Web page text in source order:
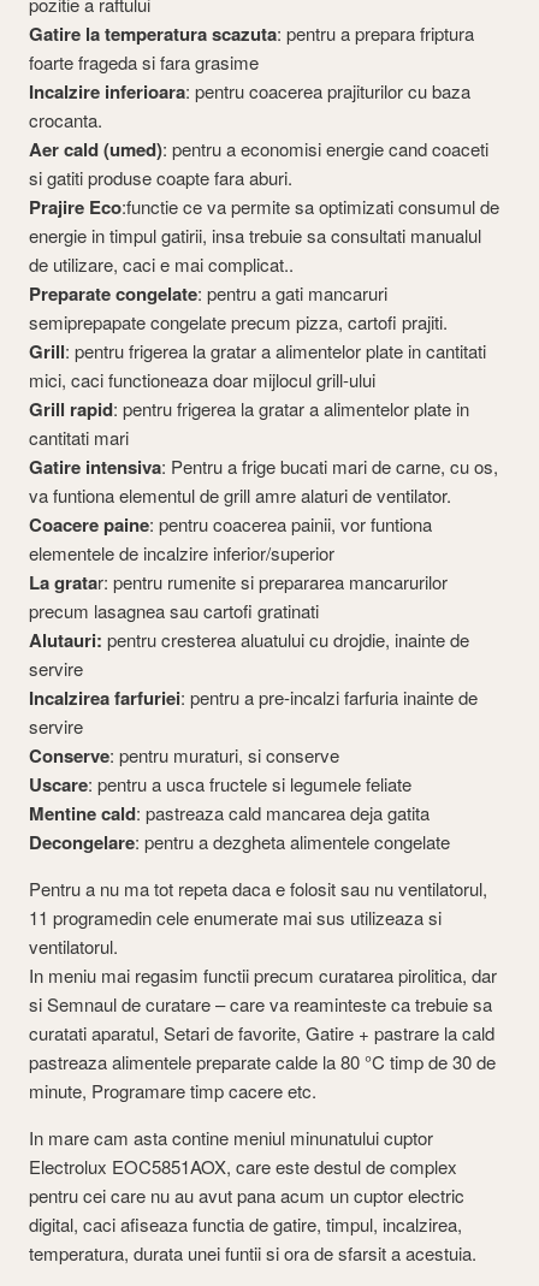
Gatire la temperatura scazuta: pentru a prepara friptura
foarte frageda si fara grasime
Incalzire inferioara: pentru coacerea prajiturilor cu baza
crocanta.
Aer cald (umed): pentru a economisi energie cand coaceti
si gatiti produse coapte fara aburi.
Prajire Eco:functie ce va permite sa optimizati consumul de
energie in timpul gatirii, insa trebuie sa consultati manualul
de utilizare, caci e mai complicat..
Preparate congelate: pentru a gati mancaruri
semiprepapate congelate precum pizza, cartofi prajiti.
Grill: pentru frigerea la gratar a alimentelor plate in cantitati
mici, caci functioneaza doar mijlocul grill-ului
Grill rapid: pentru frigerea la gratar a alimentelor plate in
cantitati mari
Gatire intensiva: Pentru a frige bucati mari de carne, cu os,
va funtiona elementul de grill amre alaturi de ventilator.
Coacere paine: pentru coacerea painii, vor funtiona
elementele de incalzire inferior/superior
La gratar: pentru rumenite si prepararea mancarurilor
precum lasagnea sau cartofi gratinati
Alutauri: pentru cresterea aluatului cu drojdie, inainte de
servire
Incalzirea farfuriei: pentru a pre-incalzi farfuria inainte de
servire
Conserve: pentru muraturi, si conserve
Uscare: pentru a usca fructele si legumele feliate
Mentine cald: pastreaza cald mancarea deja gatita
Decongelare: pentru a dezgheta alimentele congelate
Pentru a nu ma tot repeta daca e folosit sau nu ventilatorul,
11 programedin cele enumerate mai sus utilizeaza si
ventilatorul.
In meniu mai regasim functii precum curatarea pirolitica, dar
si Semnaul de curatare – care va reaminteste ca trebuie sa
curatati aparatul, Setari de favorite, Gatire + pastrare la cald
pastreaza alimentele preparate calde la 80 °C timp de 30 de
minute, Programare timp cacere etc.
In mare cam asta contine meniul minunatului cuptor
Electrolux EOC5851AOX, care este destul de complex
pentru cei care nu au avut pana acum un cuptor electric
digital, caci afiseaza functia de gatire, timpul, incalzirea,
temperatura, durata unei funtii si ora de sfarsit a acestuia.